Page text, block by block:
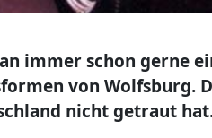
immer schon gerne
von Wolfsburg.
nicht getraut